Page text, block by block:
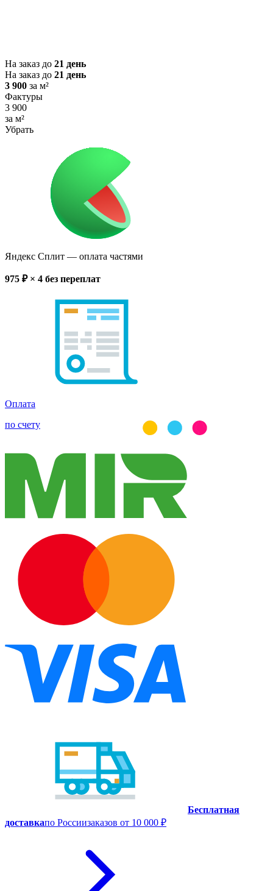
На заказ до 21 день
На заказ до 21 день
3 900 за м²
Фактуры
3 900
за м²
Убрать
Яндекс Сплит — оплата частями
975 ₽ × 4 без переплат
Оплата
по счету
Бесплатная
доставкапо Россиизаказов от 10 000 ₽